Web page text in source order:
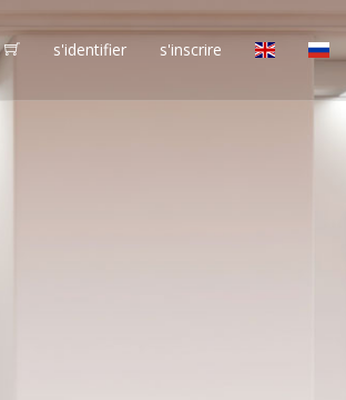
s'identifier s'inscrire